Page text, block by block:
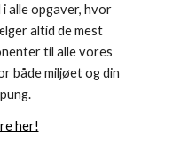
alle opgaver, hvor
altid de mest
til alle vores
både miljøet og din
her!